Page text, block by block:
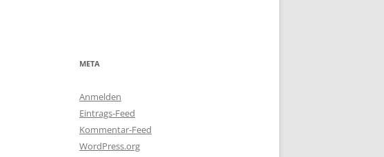
META
Anmelden
Eintrags-Feed
Kommentar-Feed
WordPress.org